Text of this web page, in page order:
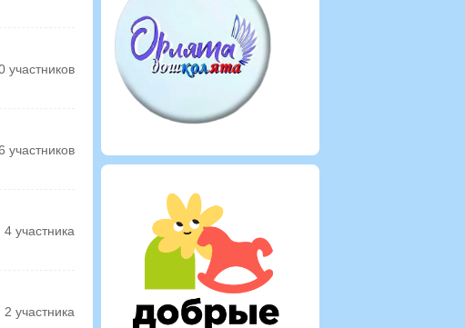
участников
участников
4 участника
2 участника